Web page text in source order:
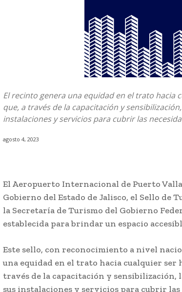
El recinto genera una equidad en el trato hacia
que, a través de la capacitación y
instalaciones y servicios para cubrir las
agosto 4, 2023
El Aeropuerto Internacional de Puerto
Gobierno del Estado de Jalisco, el Sello de
la Secretaría de Turismo del Gobierno
establecida para brindar un espacio
Este sello, con reconocimiento a nivel
una equidad en el trato hacia cualquier ser
través de la capacitación y sensibilización,
sus instalaciones y servicios para cubrir las